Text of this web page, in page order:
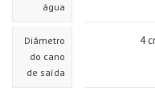
água
Diâmetro
do cano
de saída
4